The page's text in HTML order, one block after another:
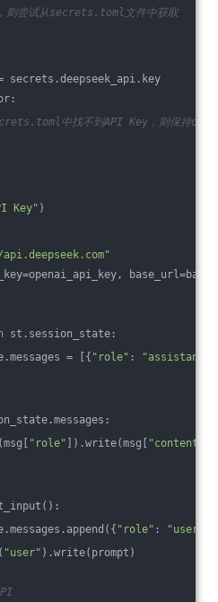
则尝试从secrets.toml文件中获取
中找不到API Key，则保持
Key" )
st.session_state:
= [{ "role" : "assistant"
"role" ]).write(msg[ "content"
"role" : "user"
"user" ).write(prompt)